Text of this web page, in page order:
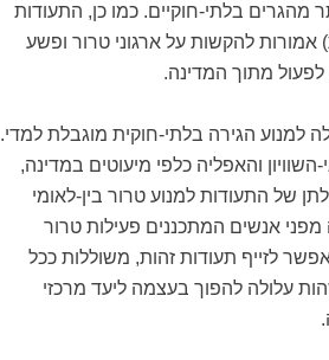
מהגרים בלתי-חוקיים. כמו כן, התעודות
להקשות על ארגוני טרור ופשע
מתוך המדינה.
למנוע הגירה בלתי-חוקית מוגבלת למדי.
והאפליה כלפי מיעוטים במדינה,
של התעודות למנוע טרור בין-לאומי
אנשים המתכננים פעילות טרור
לזייף תעודות זהות, משוללות ככל
עלולה להפוך בעצמה ליעד מרכזי